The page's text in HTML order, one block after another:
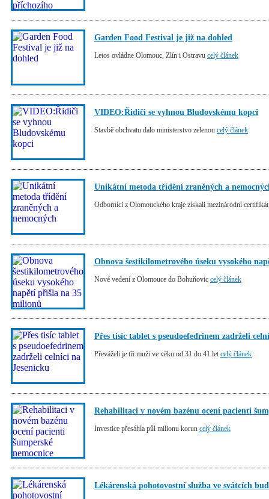
Garden Food Festival je již na dohled
Letos ovládne Olomouc, Zlín i Ostravu celý článek
VIDEO:Řidiči se vyhnou Bludovskému kopci
Stavbě obchvatu dalo ministerstvo zelenou celý článek
Unikátní metoda třídění zraněných a
Odborníci z Olomouckého kraje získali mezinárodní
Obnova šestikilometrového úseku vysokého
Nové vedení z Olomouce do Bohuňovic celý článek
Přes tisíc tablet s pseudoefedrinem zadrželi
Převáželi je tři muži ve věku od 31 do 41 let celý článek
Rehabilitaci v novém bazénu ocení pacienti
Investice přesáhla půl milionu korun celý článek
Lékárenská pohotovostní služba ve svátcích